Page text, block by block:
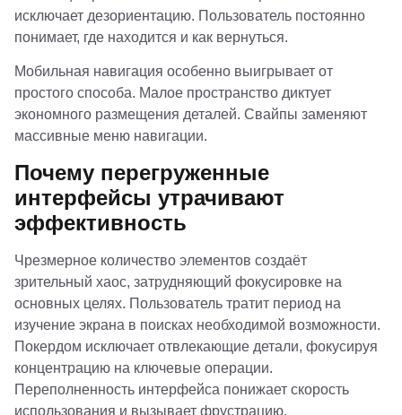
исключает дезориентацию. Пользователь постоянно
понимает, где находится и как вернуться.
Мобильная навигация особенно выигрывает от
простого способа. Малое пространство диктует
экономного размещения деталей. Свайпы заменяют
массивные меню навигации.
Почему перегруженные
интерфейсы утрачивают
эффективность
Чрезмерное количество элементов создаёт
зрительный хаос, затрудняющий фокусировке на
основных целях. Пользователь тратит период на
изучение экрана в поисках необходимой возможности.
Покердом исключает отвлекающие детали, фокусируя
концентрацию на ключевые операции.
Переполненность интерфейса понижает скорость
использования и вызывает фрустрацию.